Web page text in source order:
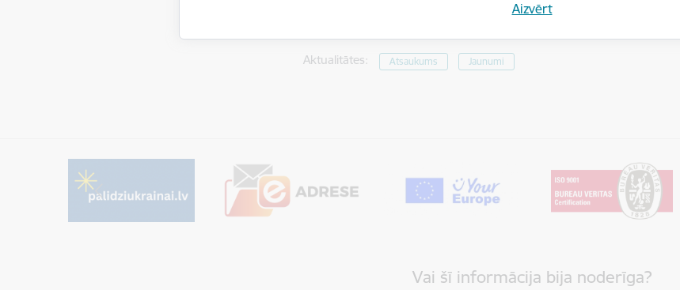
Aizvērt
Aktualitātes: Atsaukums Jaunumi
Vai šī informācija bija noderīga?